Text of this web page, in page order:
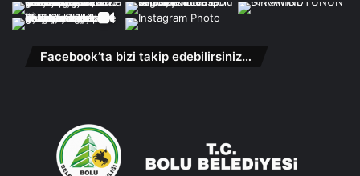
Facebook’ta bizi takip edebilirsiniz…